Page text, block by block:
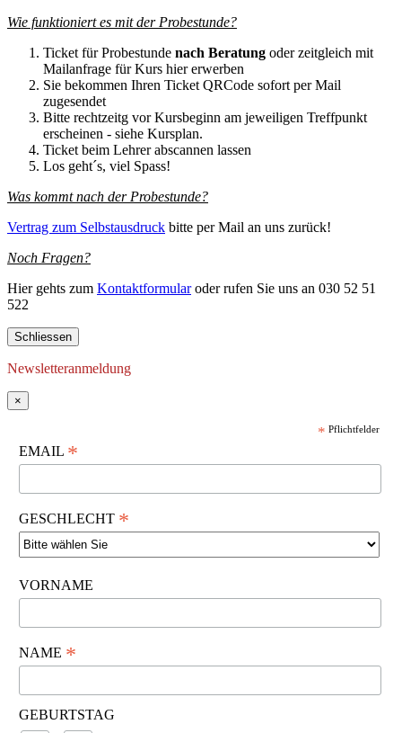
Wie funktioniert es mit der Probestunde?
Ticket für Probestunde nach Beratung oder zeitgleich mit
Mailanfrage für Kurs hier erwerben
Sie bekommen Ihren Ticket QRCode sofort per Mail
zugesendet
Bitte rechtzeitg vor Kursbeginn am jeweiligen Treffpunkt
erscheinen - siehe Kursplan.
Ticket beim Lehrer abscannen lassen
Los geht´s, viel Spass!
Was kommt nach der Probestunde?
Vertrag zum Selbstausdruck bitte per Mail an uns zurück!
Noch Fragen?
Hier gehts zum Kontaktformularoder rufen Sie uns an 030 52 51
522
Schliessen
Newsletteranmeldung
×
* Pflichtfelder
EMAIL *
GESCHLECHT *
VORNAME
NAME *
GEBURTSTAG